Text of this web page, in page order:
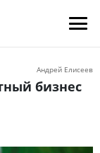
Андрей Елисеев
бизнес